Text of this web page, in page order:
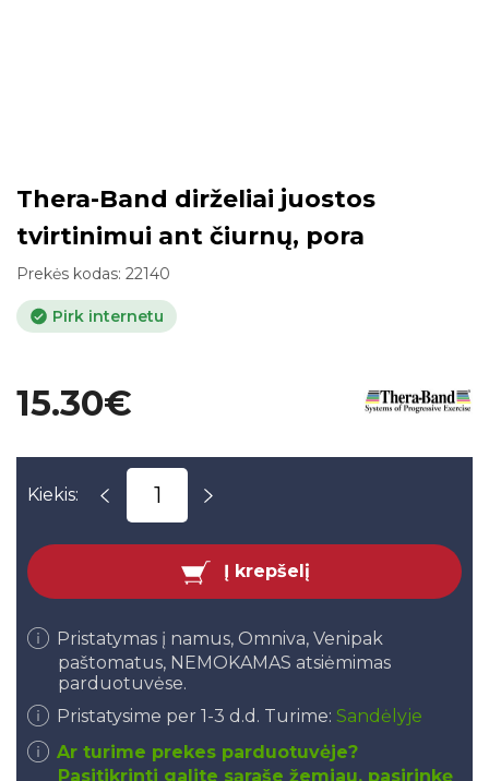
Thera-Band dirželiai juostos
tvirtinimui ant čiurnų, pora
Prekės kodas: 22140
Pirk internetu
15.30€
Kiekis:
Į krepšelį
Pristatymas į namus, Omniva, Venipak
paštomatus, NEMOKAMAS atsiėmimas
parduotuvėse.
Pristatysime per 1-3 d.d. Turime: Sandėlyje
Ar turime prekes parduotuvėje?
Pasitikrinti galite sąraše žemiau, pasirinkę